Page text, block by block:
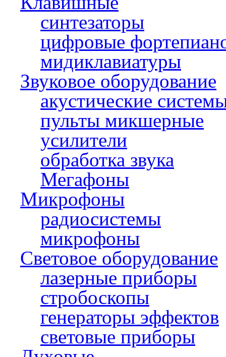
синтезаторы
цифровые
мидиклавиатуры
Звуковое оборудование
акустические
пульты микшерные
усилители
обработка звука
Мегафоны
Микрофоны
радиосистемы
микрофоны
Световое оборудование
лазерные приборы
стробоскопы
генераторы эффектов
световые приборы